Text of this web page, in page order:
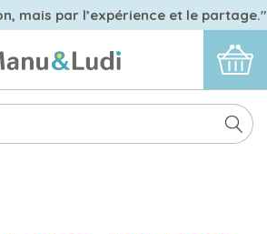
mais par l’expérience et le partage."